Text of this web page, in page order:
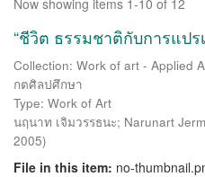
Now showing items 1-10 of 12
“ชีวิต ธรรมชาติกับการแปร
Collection: Work of art - Applied
กตศิลปศึกษา
Type: Work of Art
นฤนาท เจิมวรรธนะ; Narunart
2005)
File in this item: no-